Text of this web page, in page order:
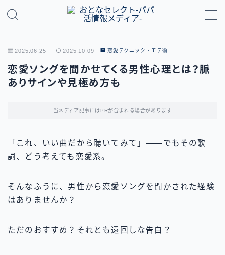
パパ活のやり方・基礎知識
2025.06.25 2025.10.09 恋愛テクニック・モテ術
恋愛ソングを聞かせてくる男性心理とは？脈
ありサインや見極め方も
当メディア記事にはPRが含まれる場合があります
「これ、いい曲だから聴いてみて」——でもその歌
詞、どう考えても恋愛系。
そんなふうに、男性から恋愛ソングを聞かされた経験
はありませんか？
ただのおすすめ？それとも遠回しな告白？